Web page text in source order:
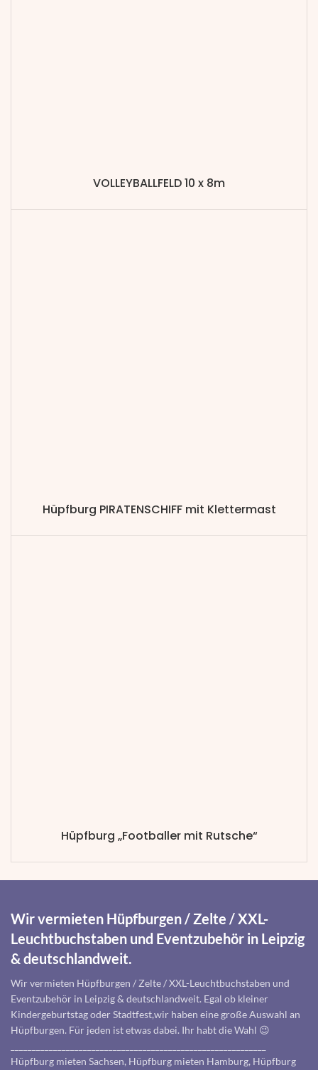
VOLLEYBALLFELD 10 x 8m
Hüpfburg PIRATENSCHIFF mit Klettermast
Hüpfburg „Footballer mit Rutsche“
Wir vermieten Hüpfburgen / Zelte / XXL-
Leuchtbuchstaben und Eventzubehör in Leipzig
& deutschlandweit.
Wir vermieten Hüpfburgen / Zelte / XXL-Leuchtbuchstaben und
Eventzubehör in Leipzig & deutschlandweit. Egal ob kleiner
Kindergeburtstag oder Stadtfest,wir haben eine große Auswahl an
Hüpfburgen. Für jeden ist etwas dabei. Ihr habt die Wahl 😉
Hüpfburg mieten Sachsen, Hüpfburg mieten Hamburg, Hüpfburg